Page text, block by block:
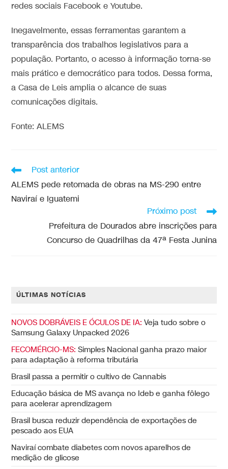
redes sociais Facebook e Youtube.
Inegavelmente, essas ferramentas garantem a
transparência dos trabalhos legislativos para a
população. Portanto, o acesso à informação torna-se
mais prático e democrático para todos. Dessa forma,
a Casa de Leis amplia o alcance de suas
comunicações digitais.
Fonte: ALEMS
Post anterior
ALEMS pede retomada de obras na MS-290 entre
Naviraí e Iguatemi
Próximo post
Prefeitura de Dourados abre inscrições para
Concurso de Quadrilhas da 47ª Festa Junina
ÚLTIMAS NOTÍCIAS
NOVOS DOBRÁVEIS E ÓCULOS DE IA: Veja tudo sobre o
Samsung Galaxy Unpacked 2026
FECOMÉRCIO-MS: Simples Nacional ganha prazo maior
para adaptação à reforma tributária
Brasil passa a permitir o cultivo de Cannabis
Educação básica de MS avança no Ideb e ganha fôlego
para acelerar aprendizagem
Brasil busca reduzir dependência de exportações de
pescado aos EUA
Naviraí combate diabetes com novos aparelhos de
medição de glicose